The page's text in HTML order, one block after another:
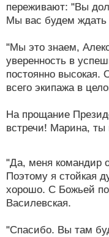
переживают: "Вы
Мы вас будем ждать
"Мы это знаем,
уверенность в
постоянно высокая.
всего экипажа в
На прощание
встречи! Марина,
"Да, меня командир
Поэтому я стойкая
хорошо. С Божьей
Василевская.
"Спасибо. Вы там